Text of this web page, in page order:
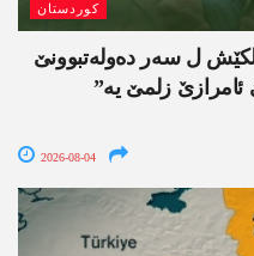
کوردستان
ل سەر دەولەتبوونێ
زلمێ یە”
2026-08-04